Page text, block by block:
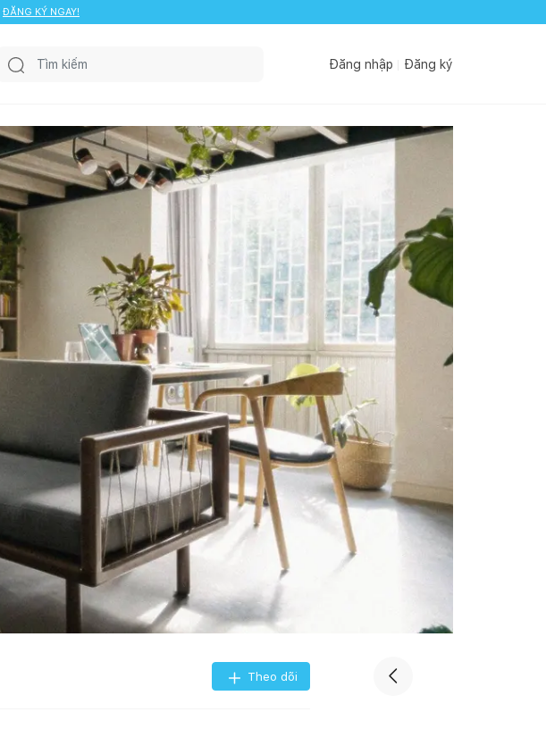
ĐĂNG KÝ NGAY!
Đăng nhập Đăng ký
Theo dõi